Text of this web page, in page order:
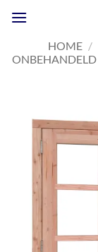
naar
HOME /
ONBEHANDELD